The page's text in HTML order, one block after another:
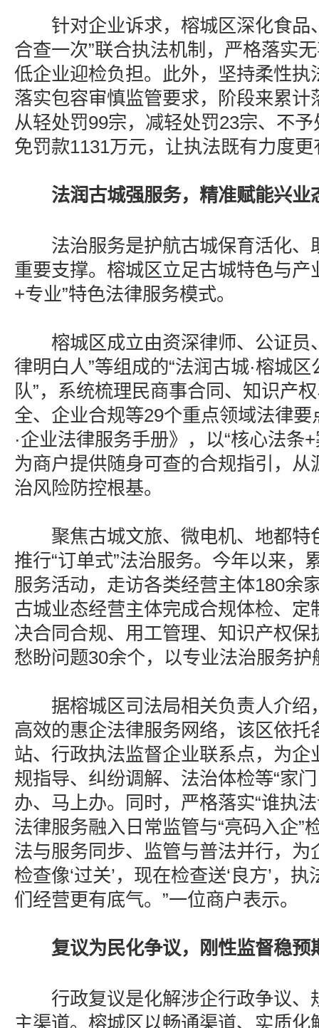
针对企业诉求，榕城区深化食品
合查一次”联合执法机制，严格落实
低企业迎检负担。此外，坚持柔性执
落实包容审慎监管要求，阶段来累计
从轻处罚99宗，减轻处罚23宗、不
免罚款1131万元，让执法既有力度
法润古城强服务，精准赋能兴业
法治服务是护航古城保育活化、
重要支撑。榕城区立足古城特色与产
+专业”特色法律服务模式。
榕城区成立由资深律师、公证员
律明白人”等组成的“法润古城·榕城
队”，系统梳理民商事合同、知识产
全、企业合规等29个重点领域法律
·企业法律服务手册》，以“核心法条
为商户提供随身可查的合规指引，从
治风险防控根基。
聚焦古城文旅、微电机、地都特
推行“订单式”法治服务。今年以来，
服务活动，走访各类经营主体180余
古城业态经营主体完成合规体检、定
决合同合规、用工管理、知识产权保
愁盼问题30余个，以专业法治服务
据榕城区司法局相关负责人介绍
高效的惠企法律服务网络，该区依托
站、行政执法监督企业联系点，为企
规指导、纠纷调解、法治体检等“家
办、马上办。同时，严格落实“谁执
法律服务融入日常监管与“亮码入企”
法与服务同步、监管与普法并行，为
检查像‘过关’，现在检查送‘良方’，
们经营更有底气。”一位商户表示。
复议为民化争议，刚性监督稳预
行政复议是化解涉企行政争议、
主渠道。榕城区以畅通渠道、实质化